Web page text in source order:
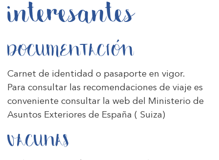
interesantes
DOCUMENTACIÓN
Carnet de identidad o pasaporte en vigor.
Para consultar las recomendaciones de viaje es
conveniente consultar la web del Ministerio de
Asuntos Exteriores de España ( Suiza)
VACUNAS